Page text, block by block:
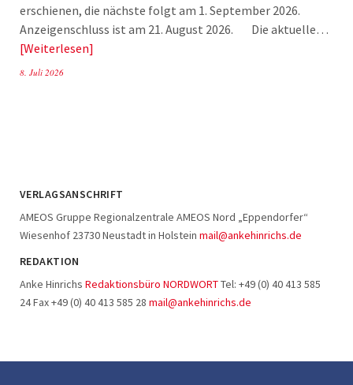
erschienen, die nächste folgt am 1. September 2026.
Anzeigenschluss ist am 21. August 2026. Die aktuelle…
Weiterlesen
8. Juli 2026
VERLAGSANSCHRIFT
AMEOS Gruppe Regionalzentrale AMEOS Nord „Eppendorfer“
Wiesenhof 23730 Neustadt in Holstein mail@ankehinrichs.de
REDAKTION
Anke Hinrichs Redaktionsbüro NORDWORTTel: +49 (0) 40 413 585
24 Fax +49 (0) 40 413 585 28 mail@ankehinrichs.de